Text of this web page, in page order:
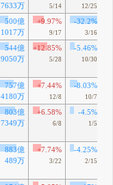
7633万
5/14 12/25
500億
1017万
+9.97%
9/17
-32.2%
3/16
544億
9050万
+12.85%
5/28
-5.46%
10/30
757億
4180万
+7.44%
12/8
-8.03%
10/7
803億
7349万
+6.58%
6/8
-4.5%
1/5
883億
489万
+7.74%
3/22
-4.25%
2/15